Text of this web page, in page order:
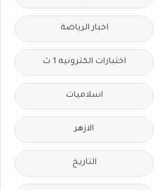
اخبار الرياضة
اختبارات الكترونيه 1 ث
اسلاميات
الازهر
التاريخ